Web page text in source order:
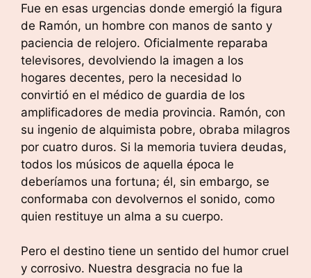
Fue en esas urgencias donde emergió la figura
de Ramón, un hombre con manos de santo y
paciencia de relojero. Oficialmente reparaba
televisores, devolviendo la imagen a los
hogares decentes, pero la necesidad lo
convirtió en el médico de guardia de los
amplificadores de media provincia. Ramón, con
su ingenio de alquimista pobre, obraba milagros
por cuatro duros. Si la memoria tuviera deudas,
todos los músicos de aquella época le
deberíamos una fortuna; él, sin embargo, se
conformaba con devolvernos el sonido, como
quien restituye un alma a su cuerpo.
Pero el destino tiene un sentido del humor cruel
y corrosivo. Nuestra desgracia no fue la